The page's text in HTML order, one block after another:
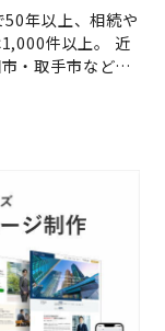
取駅から徒歩2
あります。
年以上、相続や
件以上。 近
・取手市など近
、地域の皆さま
。 母娘2代の女
こまめにご報告
子さま世代まで
、口コミやご紹
も多数。 初めて
談いただける、
事務所です。